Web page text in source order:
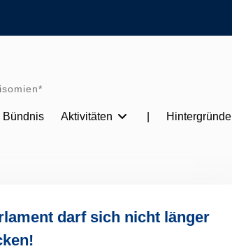
Bündnis Aktivitäten Hintergründe
darf sich nicht länger